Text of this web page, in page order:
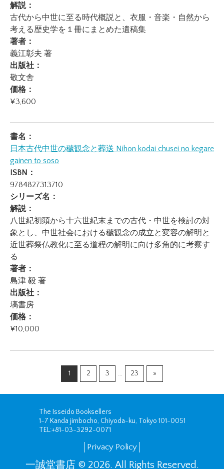
解説：
古代から中世に至る時代概説と、衣服・音楽・自然から
考える歴史学を１冊にまとめた遺稿集
著者：
義江彰夫 著
出版社：
敬文舎
価格：
¥3,600
書名：
日本古代中世の穢観念と葬送 Nihon kodai chusei no kegare
gainen to soso
ISBN：
9784827313710
シリーズ名：
解説：
八世紀初頭から十六世紀末までの古代・中世を検討の対
象とし、中世社会における穢観念の成立と変容の解明と
近世葬祭仏教化に至る道程の解明に向け多角的に考察す
る
著者：
島津 毅 著
出版社：
塙書房
価格：
¥10,000
1 2 3 … 23 »
The Isseido Booksellers
1-7 Kanda jimbocho, Chiyoda-ku, Tokyo 101-0051
TEL:+81-03-3292-0071
Privacy Policy
一誠堂書店 © 2026. All Rights Reserved.